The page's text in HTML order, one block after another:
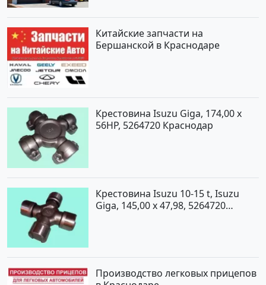
Китайские запчасти на
Бершанской в Краснодаре
Крестовина Isuzu Giga, 174,00 x
56HP, 5264720 Краснодар
Крестовина Isuzu 10-15 t, Isuzu
Giga, 145,00 x 47,98, 5264720
Производство легковых прицепов